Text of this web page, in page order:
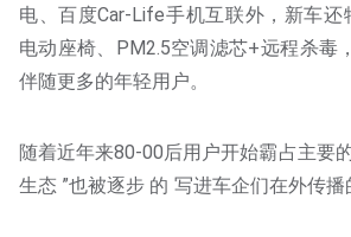
电、百度Car-Life手机互联外，新车还
电动座椅、PM2.5空调滤芯+远程杀毒
伴随更多的年轻用户。
随着近年来80-00后用户开始霸占主要
生态 ”也被逐步 的 写进车企们在外传播